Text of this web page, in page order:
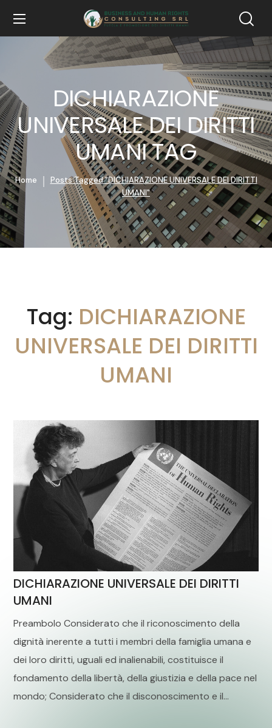
DICHIARAZIONE
UNIVERSALE DEI DIRITTI
UMANI TAG
Home
Posts Tagged "DICHIARAZIONE UNIVERSALE DEI DIRITTI
UMANI"
Tag: DICHIARAZIONE
UNIVERSALE DEI DIRITTI
UMANI
DICHIARAZIONE UNIVERSALE DEI DIRITTI
UMANI
Preambolo Considerato che il riconoscimento della
dignità inerente a tutti i membri della famiglia umana e
dei loro diritti, uguali ed inalienabili, costituisce il
fondamento della libertà, della giustizia e della pace nel
mondo; Considerato che il disconoscimento e il...